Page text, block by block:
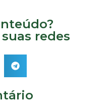
redes